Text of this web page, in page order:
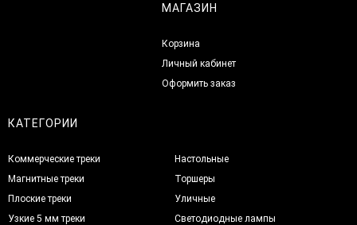
МАГАЗИН
Корзина
Личный кабинет
Оформить заказ
КАТЕГОРИИ
Коммерческие треки
Магнитные треки
Плоские треки
Узкие 5 мм треки
Настольные
Торшеры
Уличные
Светодиодные лампы